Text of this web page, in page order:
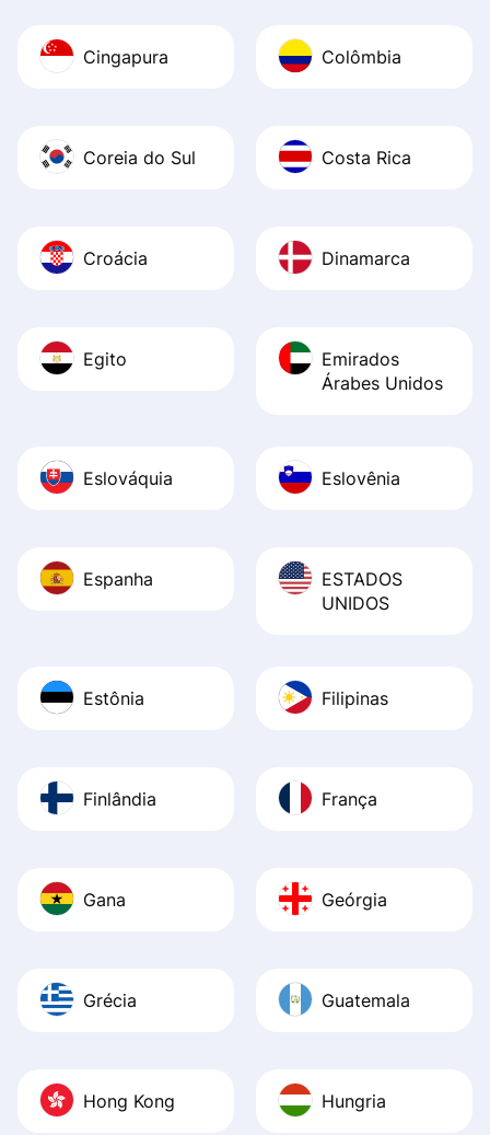
Cingapura Colômbia
Coreia do Sul Costa Rica
Croácia Dinamarca
Egito
Emirados
Árabes Unidos
Eslováquia Eslovênia
Espanha
ESTADOS
UNIDOS
Estônia Filipinas
Finlândia França
Gana Geórgia
Grécia Guatemala
Hong Kong Hungria